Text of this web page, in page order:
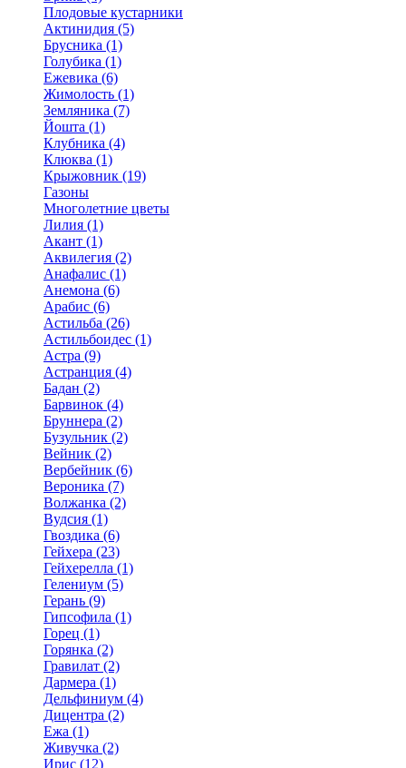
Плодовые кустарники
Актинидия (5)
Брусника (1)
Голубика (1)
Ежевика (6)
Жимолость (1)
Земляника (7)
Йошта (1)
Клубника (4)
Клюква (1)
Крыжовник (19)
Газоны
Многолетние цветы
Лилия (1)
Акант (1)
Аквилегия (2)
Анафалис (1)
Анемона (6)
Арабис (6)
Астильба (26)
Астильбоидес (1)
Астра (9)
Астранция (4)
Бадан (2)
Барвинок (4)
Бруннера (2)
Бузульник (2)
Вейник (2)
Вербейник (6)
Вероника (7)
Волжанка (2)
Вудсия (1)
Гвоздика (6)
Гейхера (23)
Гейхерелла (1)
Гелениум (5)
Герань (9)
Гипсофила (1)
Горец (1)
Горянка (2)
Гравилат (2)
Дармера (1)
Дельфиниум (4)
Дицентра (2)
Ежа (1)
Живучка (2)
Ирис (12)